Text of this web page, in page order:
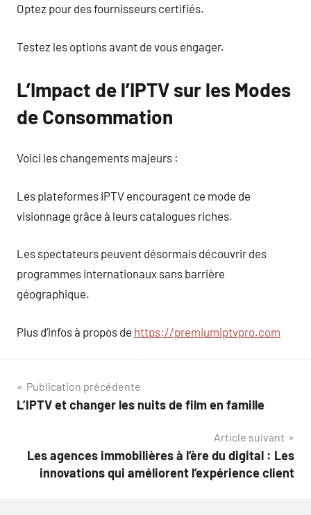
Optez pour des fournisseurs certifiés.
Testez les options avant de vous engager.
L’Impact de l’IPTV sur les Modes
de Consommation
Voici les changements majeurs :
Les plateformes IPTV encouragent ce mode de
visionnage grâce à leurs catalogues riches.
Les spectateurs peuvent désormais découvrir des
programmes internationaux sans barrière
géographique.
Plus d’infos à propos de https://premiumiptvpro.com
Navigation
de
Publication précédente
L’IPTV et changer les nuits de film en famille
Article suivant
Les agences immobilières à l’ère du digital : Les
innovations qui améliorent l’expérience client